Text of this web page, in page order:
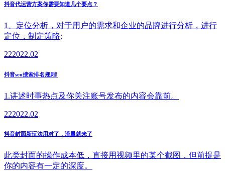
抖音代运营方案你需要知道几个要点？
1、定位分析，对于用户的需求和企业的品牌进行分析，进行
定位，制定策略;
222022.02
抖音seo搜索排名规则!
1.讲述时事热点及你关注账号发布的内容会靠前。
222022.02
抖音封面新玩法用对了，流量就来了
此类封面的操作成本低，直接用视频里的某个截图，但前提是
你的内容有一定的深度。